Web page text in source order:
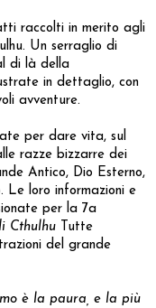
raccolti in merito agli
Un serraglio di
di là della
in dettaglio, con
avventure.
per dare vita, sul
razze bizzarre dei
Antico, Dio Esterno,
Le loro informazioni e
per la 7a
Cthulhu Tutte
del grande
è la paura, e la più